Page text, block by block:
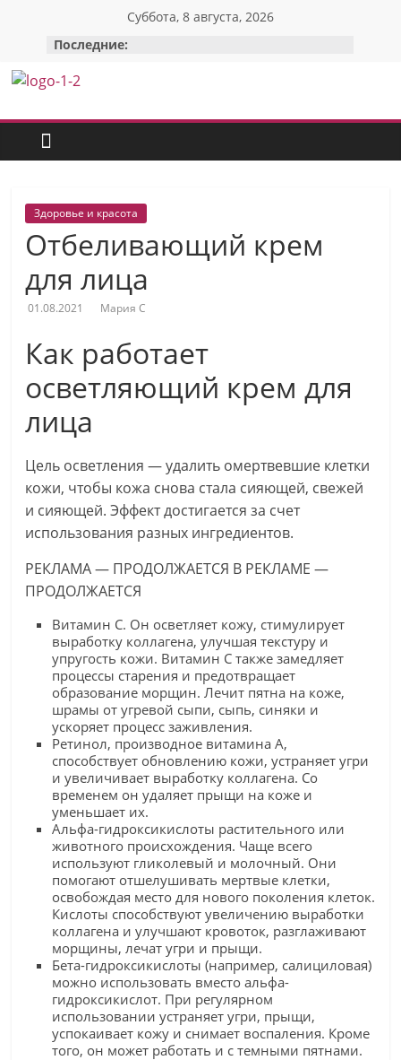
содержимому
Суббота, 8 августа, 2026
Последние:
Красотка:
женский
сайт
стиле
только
советы
для
женщины
Здоровье и красота
Отбеливающий крем
для лица
01.08.2021 Мария С
Как работает
осветляющий крем для
лица
Цель осветления — удалить омертвевшие клетки
кожи, чтобы кожа снова стала сияющей, свежей
и сияющей. Эффект достигается за счет
использования разных ингредиентов.
РЕКЛАМА — ПРОДОЛЖАЕТСЯ В РЕКЛАМЕ —
ПРОДОЛЖАЕТСЯ
Витамин С. Он осветляет кожу, стимулирует
выработку коллагена, улучшая текстуру и
упругость кожи. Витамин С также замедляет
процессы старения и предотвращает
образование морщин. Лечит пятна на коже,
шрамы от угревой сыпи, сыпь, синяки и
ускоряет процесс заживления.
Ретинол, производное витамина А,
способствует обновлению кожи, устраняет угри
и увеличивает выработку коллагена. Со
временем он удаляет прыщи на коже и
уменьшает их.
Альфа-гидроксикислоты растительного или
животного происхождения. Чаще всего
используют гликолевый и молочный. Они
помогают отшелушивать мертвые клетки,
освобождая место для нового поколения клеток.
Кислоты способствуют увеличению выработки
коллагена и улучшают кровоток, разглаживают
морщины, лечат угри и прыщи.
Бета-гидроксикислоты (например, салициловая)
можно использовать вместо альфа-
гидроксикислот. При регулярном
использовании устраняет угри, прыщи,
успокаивает кожу и снимает воспаления. Кроме
того, он может работать и с темными пятнами.